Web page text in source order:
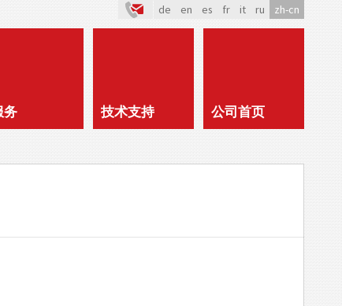
de en es fr it ru zh-cn
务 技术支持 公司首页